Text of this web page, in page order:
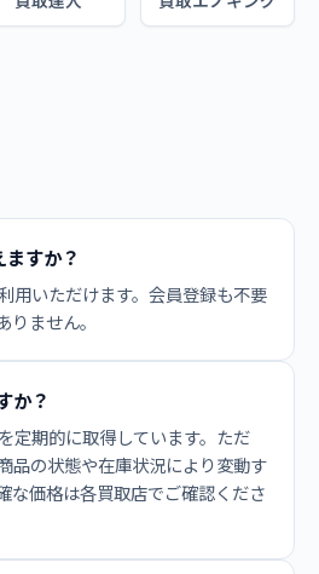
すか？
用いただけます。会員登録も不要
ません。
か？
定期的に取得しています。ただ
品の状態や在庫状況により変動す
な価格は各買取店でご確認くださ